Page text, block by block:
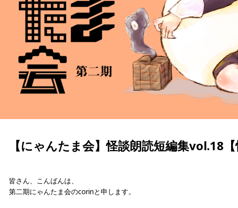
【にゃんたま会】怪談朗読短編集vol.18【
皆さん、こんばんは、
第二期にゃんたま会のcorinと申します。